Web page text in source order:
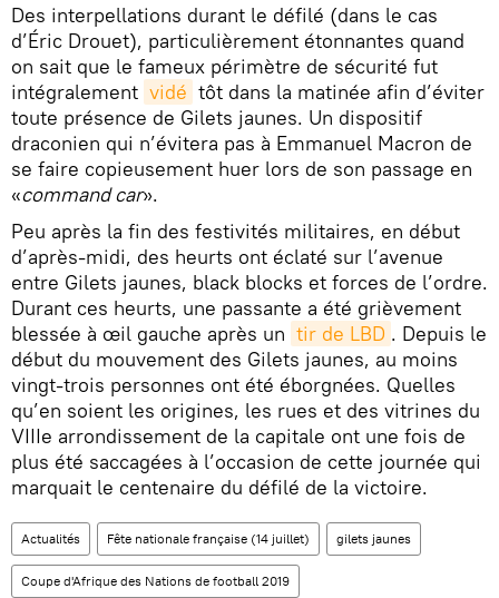
Des interpellations durant le défilé (dans le cas
d’Éric Drouet), particulièrement étonnantes quand
on sait que le fameux périmètre de sécurité fut
intégralement vidé tôt dans la matinée afin d’éviter
toute présence de Gilets jaunes. Un dispositif
draconien qui n’évitera pas à Emmanuel Macron de
se faire copieusement huer lors de son passage en
«command car».
Peu après la fin des festivités militaires, en début
d’après-midi, des heurts ont éclaté sur l’avenue
entre Gilets jaunes, black blocks et forces de l’ordre.
Durant ces heurts, une passante a été grièvement
blessée à œil gauche après un tir de LBD . Depuis le
début du mouvement des Gilets jaunes, au moins
vingt-trois personnes ont été éborgnées. Quelles
qu’en soient les origines, les rues et des vitrines du
VIIIe arrondissement de la capitale ont une fois de
plus été saccagées à l’occasion de cette journée qui
marquait le centenaire du défilé de la victoire.
Actualités Fête nationale française (14 juillet) gilets jaunes
Coupe d'Afrique des Nations de football 2019